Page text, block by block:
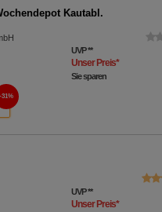
Kautabl.
UVP**
Unser Preis*
Sie sparen
31%
UVP**
Unser Preis*